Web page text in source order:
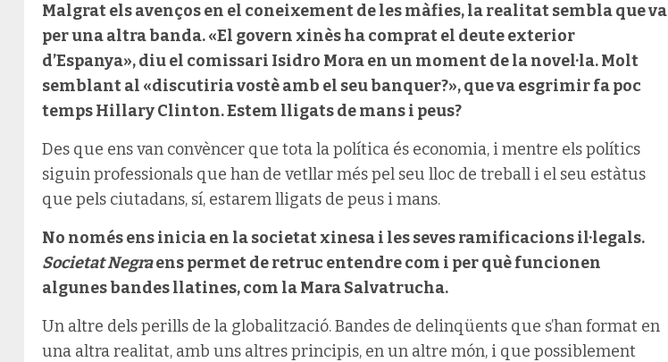
Malgrat els avenços en el coneixement de les màfies, la realitat sembla que va
per una altra banda. «El govern xinès ha comprat el deute exterior
d’Espanya», diu el comissari Isidro Mora en un moment de la novel·la. Molt
semblant al «discutiria vostè amb el seu banquer?», que va esgrimir fa poc
temps Hillary Clinton. Estem lligats de mans i peus?
Des que ens van convèncer que tota la política és economia, i mentre els polítics
siguin professionals que han de vetllar més pel seu lloc de treball i el seu estàtus
que pels ciutadans, sí, estarem lligats de peus i mans.
No només ens inicia en la societat xinesa i les seves ramificacions il·legals.
Societat Negraens permet de retruc entendre com i per què funcionen
algunes bandes llatines, com la Mara Salvatrucha.
Un altre dels perills de la globalització. Bandes de delinqüents que s’han format en
una altra realitat, amb uns altres principis, en un altre món, i que possiblement